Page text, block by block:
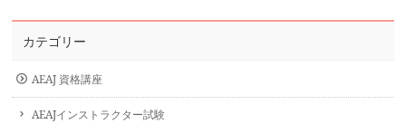
カテゴリー
AEAJ 資格講座
AEAJインストラクター試験